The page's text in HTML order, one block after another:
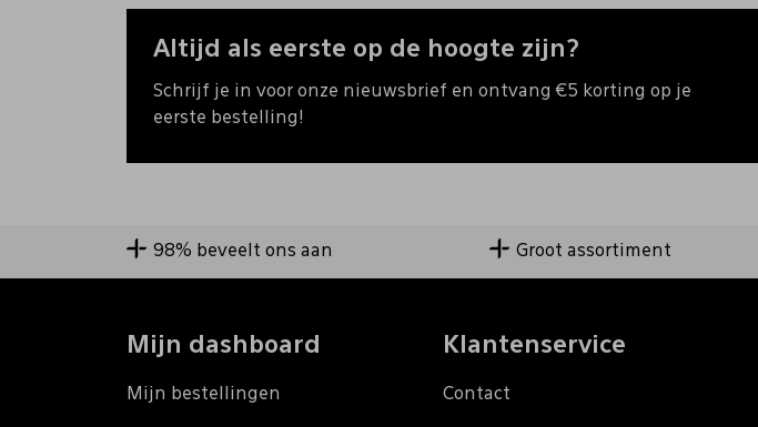
Altijd als eerste op de hoogte zijn?
Schrijf je in voor onze nieuwsbrief en ontvang €5 korting op je
eerste bestelling!
98% beveelt ons aan Groot assortiment
Mijn dashboard
Mijn bestellingen
Klantenservice
Contact